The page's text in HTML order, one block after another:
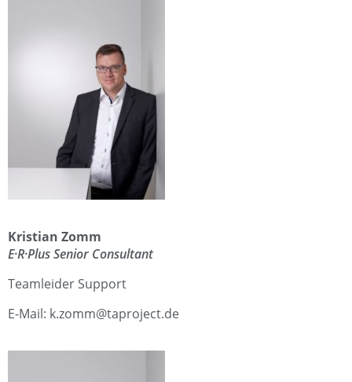
Kristian Zomm
E·R·Plus Senior Consultant
Teamleider Support
E-Mail: k.zomm@taproject.de